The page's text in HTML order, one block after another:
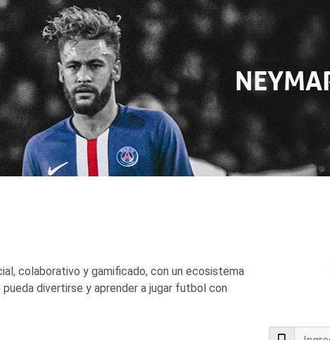
colaborativo y gamificado, con un ecosistema
divertirse y aprender a jugar futbol con